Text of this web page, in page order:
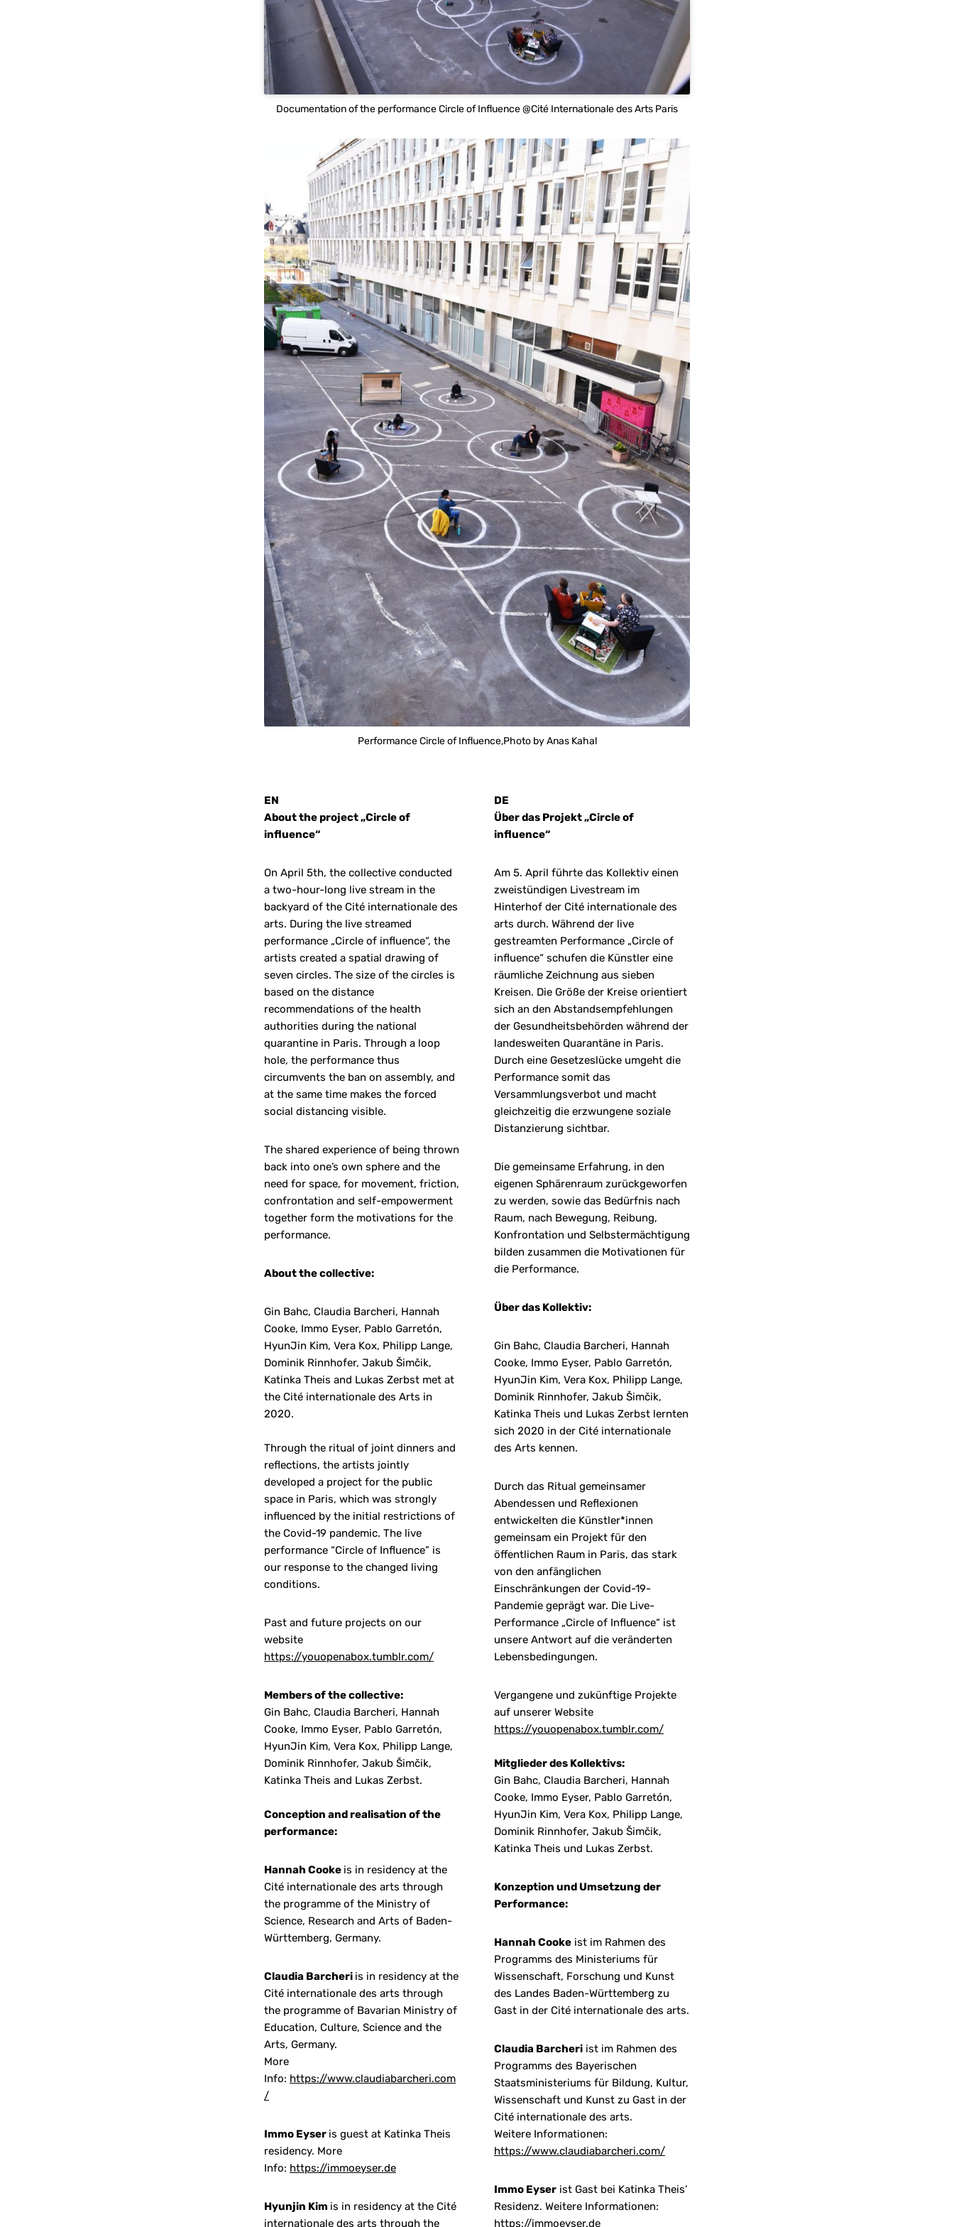
Documentation of the performance Circle of Influence @Cité Internationale des Arts Paris
Performance Circle of Influence,Photo by Anas Kahal
EN
About the project „Circle of
influence“
On April 5th, the collective conducted
a two-hour-long live stream in the
backyard of the Cité internationale des
arts. During the live streamed
performance „Circle of influence“, the
artists created a spatial drawing of
seven circles. The size of the circles is
based on the distance
recommendations of the health
authorities during the national
quarantine in Paris. Through a loop
hole, the performance thus
circumvents the ban on assembly, and
at the same time makes the forced
social distancing visible.
The shared experience of being thrown
back into one’s own sphere and the
need for space, for movement, friction,
confrontation and self-empowerment
together form the motivations for the
performance.
About the collective:
Gin Bahc, Claudia Barcheri, Hannah
Cooke, Immo Eyser, Pablo Garretón,
HyunJin Kim, Vera Kox, Philipp Lange,
Dominik Rinnhofer, Jakub Šimčik,
Katinka Theis and Lukas Zerbst met at
the Cité internationale des Arts in
2020.
Through the ritual of joint dinners and
reflections, the artists jointly
developed a project for the public
space in Paris, which was strongly
influenced by the initial restrictions of
the Covid-19 pandemic. The live
performance “Circle of Influence” is
our response to the changed living
conditions.
Past and future projects on our
website
https://youopenabox.tumblr.com/
Members of the collective:
Gin Bahc, Claudia Barcheri, Hannah
Cooke, Immo Eyser, Pablo Garretón,
HyunJin Kim, Vera Kox, Philipp Lange,
Dominik Rinnhofer, Jakub Šimčik,
Katinka Theis and Lukas Zerbst.
Conception and realisation of the
performance:
Hannah Cooke is in residency at the
Cité internationale des arts through
the programme of the Ministry of
Science, Research and Arts of Baden-
Württemberg, Germany.
Claudia Barcheri is in residency at the
Cité internationale des arts through
the programme of Bavarian Ministry of
Education, Culture, Science and the
Arts, Germany.
More
Info: https://www.claudiabarcheri.com
/
Immo Eyser is guest at Katinka Theis
residency. More
Info: https://immoeyser.de
Hyunjin Kim is in residency at the Cité
internationale des arts through the
DE
Über das Projekt „Circle of
influence“
Am 5. April führte das Kollektiv einen
zweistündigen Livestream im
Hinterhof der Cité internationale des
arts durch. Während der live
gestreamten Performance „Circle of
influence“ schufen die Künstler eine
räumliche Zeichnung aus sieben
Kreisen. Die Größe der Kreise orientiert
sich an den Abstandsempfehlungen
der Gesundheitsbehörden während der
landesweiten Quarantäne in Paris.
Durch eine Gesetzeslücke umgeht die
Performance somit das
Versammlungsverbot und macht
gleichzeitig die erzwungene soziale
Distanzierung sichtbar.
Die gemeinsame Erfahrung, in den
eigenen Sphärenraum zurückgeworfen
zu werden, sowie das Bedürfnis nach
Raum, nach Bewegung, Reibung,
Konfrontation und Selbstermächtigung
bilden zusammen die Motivationen für
die Performance.
Über das Kollektiv:
Gin Bahc, Claudia Barcheri, Hannah
Cooke, Immo Eyser, Pablo Garretón,
HyunJin Kim, Vera Kox, Philipp Lange,
Dominik Rinnhofer, Jakub Šimčik,
Katinka Theis und Lukas Zerbst lernten
sich 2020 in der Cité internationale
des Arts kennen.
Durch das Ritual gemeinsamer
Abendessen und Reflexionen
entwickelten die Künstler*innen
gemeinsam ein Projekt für den
öffentlichen Raum in Paris, das stark
von den anfänglichen
Einschränkungen der Covid-19-
Pandemie geprägt war. Die Live-
Performance „Circle of Influence“ ist
unsere Antwort auf die veränderten
Lebensbedingungen.
Vergangene und zukünftige Projekte
auf unserer Website
https://youopenabox.tumblr.com/
Mitglieder des Kollektivs:
Gin Bahc, Claudia Barcheri, Hannah
Cooke, Immo Eyser, Pablo Garretón,
HyunJin Kim, Vera Kox, Philipp Lange,
Dominik Rinnhofer, Jakub Šimčik,
Katinka Theis und Lukas Zerbst.
Konzeption und Umsetzung der
Performance:
Hannah Cooke ist im Rahmen des
Programms des Ministeriums für
Wissenschaft, Forschung und Kunst
des Landes Baden-Württemberg zu
Gast in der Cité internationale des arts.
Claudia Barcheri ist im Rahmen des
Programms des Bayerischen
Staatsministeriums für Bildung, Kultur,
Wissenschaft und Kunst zu Gast in der
Cité internationale des arts.
Weitere Informationen:
https://www.claudiabarcheri.com/
Immo Eyser ist Gast bei Katinka Theis’
Residenz. Weitere Informationen:
https://immoeyser.de